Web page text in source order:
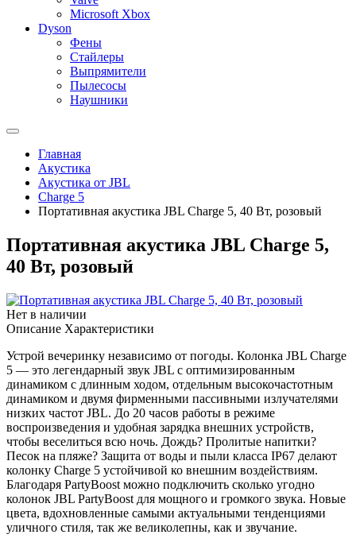
Microsoft Xbox
Dyson
Фены
Стайлеры
Выпрямители
Пылесосы
Наушники
Главная
Акустика
Акустика от JBL
Charge 5
Портативная акустика JBL Charge 5, 40 Вт, розовый
Портативная акустика JBL Charge 5,
40 Вт, розовый
Нет в наличии
Описание Характеристики
Устрой вечеринку независимо от погоды. Колонка JBL Charge
5 — это легендарный звук JBL с оптимизированным
динамиком с длинным ходом, отдельным высокочастотным
динамиком и двумя фирменными пассивными излучателями
низких частот JBL. До 20 часов работы в режиме
воспроизведения и удобная зарядка внешних устройств,
чтобы веселиться всю ночь. Дождь? Пролитые напитки?
Песок на пляже? Защита от воды и пыли класса IP67 делают
колонку Charge 5 устойчивой ко внешним воздействиям.
Благодаря PartyBoost можно подключить сколько угодно
колонок JBL PartyBoost для мощного и громкого звука. Новые
цвета, вдохновленные самыми актуальными тенденциями
уличного стиля, так же великолепны, как и звучание.